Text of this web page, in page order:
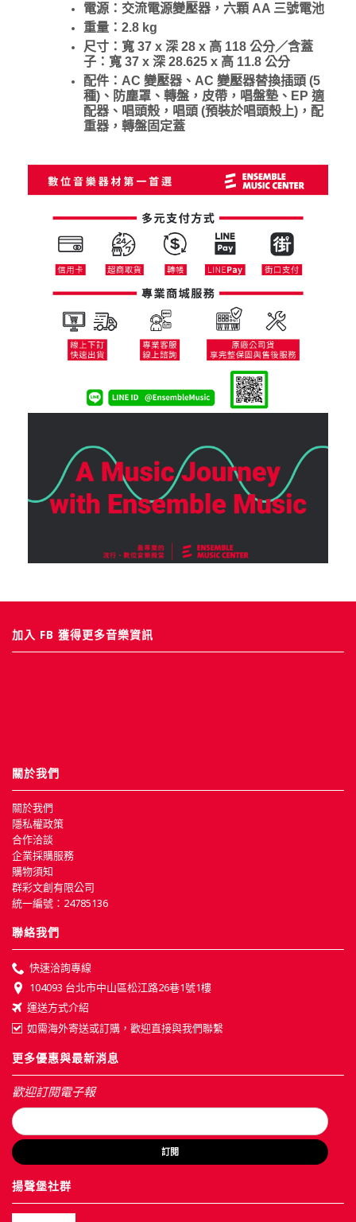
電源：交流電源變壓器，六顆 AA 三號電池
重量：2.8 kg
尺寸：寬 37 x 深 28 x 高 118 公分／含蓋
子：寬 37 x 深 28.625 x 高 11.8 公分
配件：AC 變壓器、AC 變壓器替換插頭 (5
種)、防塵罩、轉盤，皮帶，唱盤墊、EP 適
配器、唱頭殼，唱頭 (預裝於唱頭殼上)，配
重器，轉盤固定蓋
加入 FB 獲得更多音樂資訊
關於我們
關於我們
隱私權政策
合作洽談
企業採購服務
購物須知
群彩文創有限公司
統一編號：24785136
聯絡我們
快速洽詢專線
104093 台北市中山區松江路26巷1號1樓
運送方式介紹
如需海外寄送或訂購，歡迎直接與我們聯繫
更多優惠與最新消息
歡迎訂閱電子報
訂閱
揚聲堡社群